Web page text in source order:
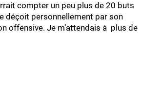
compter un peu plus de 20 buts
déçoit personnellement par son
offensive. Je m’attendais à plus de